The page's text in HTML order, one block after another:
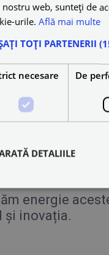
de promovare
de mobilitate.
întâlnire
interacționa
conectare
energie
și inovația.
nostru web, sunteți de
urile. Află mai multe
TOȚI PARTENERII
necesare De
DETALIILE